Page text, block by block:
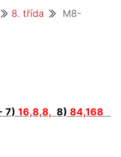
8. třída
M8-
7) 16,8,8, 8) 84,168